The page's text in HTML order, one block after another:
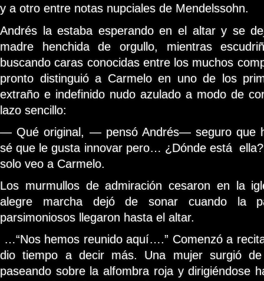
y a otro entre notas nupciales de Mendelssohn.
Andrés la estaba esperando en el altar y se
madre henchida de orgullo, mientras
buscando caras conocidas entre los muchos
pronto distinguió a Carmelo en uno de los
extraño e indefinido nudo azulado a modo de
lazo sencillo:
— Qué original, — pensó Andrés— seguro que
sé que le gusta innovar pero… ¿Dónde está
solo veo a Carmelo.
Los murmullos de admiración cesaron en la
alegre marcha dejó de sonar cuando la
parsimoniosos llegaron hasta el altar.
…“Nos hemos reunido aquí….” Comenzó a
dio tiempo a decir más. Una mujer surgió
paseando sobre la alfombra roja y dirigiéndose